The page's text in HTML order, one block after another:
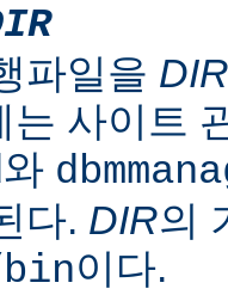
파일을 DIR
는 사이트
와
다. DIR의
이다.